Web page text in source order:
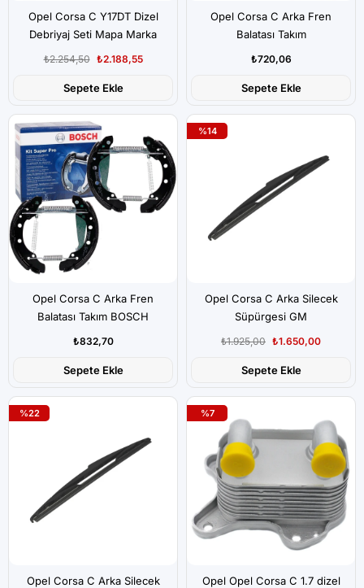
Opel Corsa C Y17DT Dizel
Debriyaj Seti Mapa Marka
₺2.188,55
₺2.254,50
Sepete Ekle
Opel Corsa C Arka Fren
Balatası Takım
₺720,06
Sepete Ekle
Opel Corsa C Arka Fren
Balatası Takım BOSCH
₺832,70
Sepete Ekle
Opel Corsa C Arka Silecek
Süpürgesi GM
₺1.650,00
₺1.925,00
Sepete Ekle
%14
Opel Corsa C Arka Silecek
%22
Opel Opel Corsa C 1.7 dizel
%7